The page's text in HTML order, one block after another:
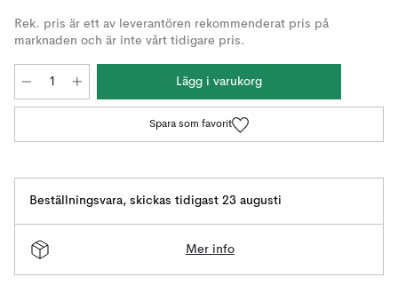
Rek. pris är ett av leverantören rekommenderat pris på
marknaden och är inte vårt tidigare pris.
Lägg i varukorg
Spara som favorit
Beställningsvara, skickas tidigast 23 augusti
Mer info